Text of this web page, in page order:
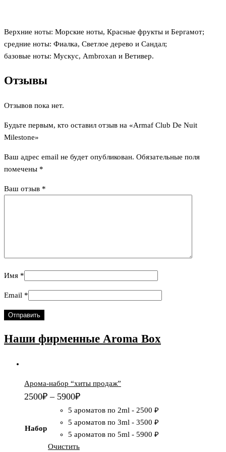
Верхние ноты: Морские ноты, Красные фрукты и Бергамот;
средние ноты: Фиалка, Светлое дерево и Сандал;
базовые ноты: Мускус, Ambroxan и Ветивер.
Отзывы
Отзывов пока нет.
Будьте первым, кто оставил отзыв на «Armaf Club De Nuit
Milestone»
Ваш адрес email не будет опубликован. Обязательные поля
помечены *
Ваш отзыв *
Имя *
Email *
Наши фирменные Aroma Box
Арома-набор “хиты продаж”
2500₽ – 5900₽
Набор
5 ароматов по 2ml - 2500 ₽
5 ароматов по 3ml - 3500 ₽
5 ароматов по 5ml - 5900 ₽
Очистить